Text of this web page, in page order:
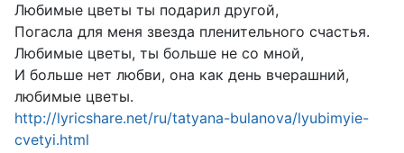
Любимые цветы ты подарил другой,
Погасла для меня звезда пленительного счастья.
Любимые цветы, ты больше не со мной,
И больше нет любви, она как день вчерашний,
любимые цветы.
http://lyricshare.net/ru/tatyana-bulanova/lyubimyie-
cvetyi.html